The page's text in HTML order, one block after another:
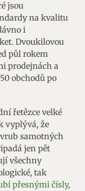
jsou
na kvalitu
i
Dvoukilovou
půl rokem
prodejnách a
obchodů po
řetězce velké
vyplývá, že
samotných
jen pět
všechny
tak
přesnými čísly,